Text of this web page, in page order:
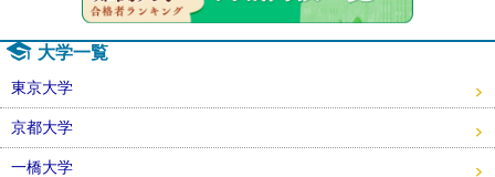
大学一覧
東京大学
京都大学
一橋大学